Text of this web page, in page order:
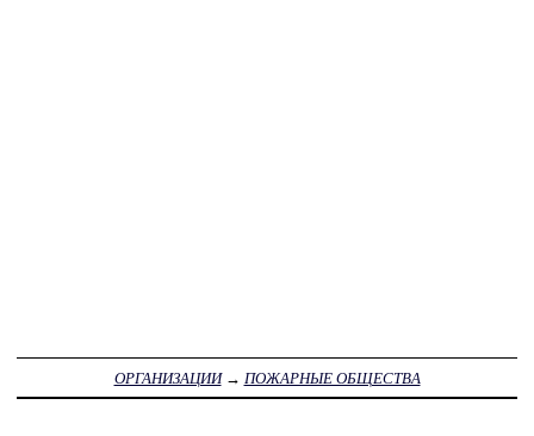
ОРГАНИЗАЦИИ→ ПОЖАРНЫЕ ОБЩЕСТВА